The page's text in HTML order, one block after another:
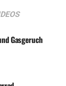
Gasgeruch